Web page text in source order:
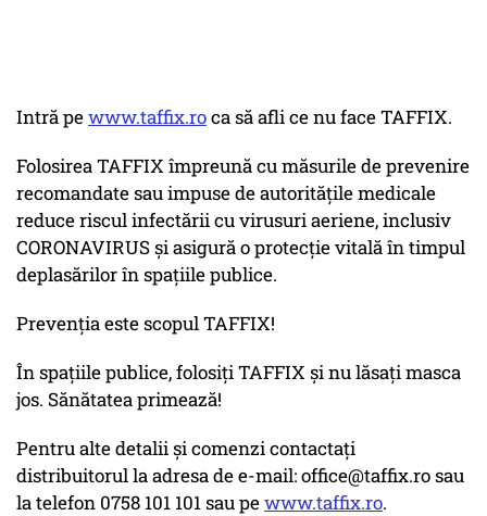
Intră pewww.taffix.roca să afli ce nu face TAFFIX.
Folosirea TAFFIX împreună cu măsurile de prevenire
recomandate sau impuse de autoritățile medicale
reduce riscul infectării cu virusuri aeriene, inclusiv
CORONAVIRUS și asigură o protecție vitală în timpul
deplasărilor în spațiile publice.
Prevenția este scopul TAFFIX!
În spațiile publice, folosiți TAFFIX și nu lăsați masca
jos. Sănătatea primează!
Pentru alte detalii și comenzi contactați
distribuitorul la adresa de e-mail: office@taffix.ro sau
la telefon 0758 101 101 sau pewww.taffix.ro.